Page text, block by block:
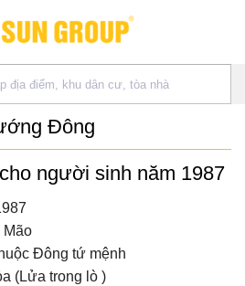
Đông
người sinh năm 1987
Đông tứ mệnh
(Lửa trong lò )